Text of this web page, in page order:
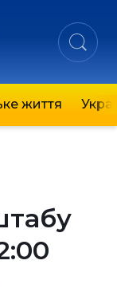
життя